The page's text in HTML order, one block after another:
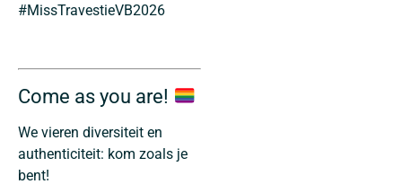
#MissTravestieVB2026
Come as you are!
We vieren diversiteit en
authenticiteit: kom zoals je
bent!